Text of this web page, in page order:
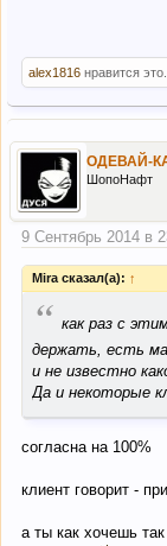
alex1816 нравится это.
ОДЕВАЙ-
ШопоНафт
9 Сентябрь 2014 в
Mira сказал(а): ↑
“ как раз с
держать, есть
и не известно
Да и некоторые
согласна на 100%
клиент говорит -
а ты как хочешь